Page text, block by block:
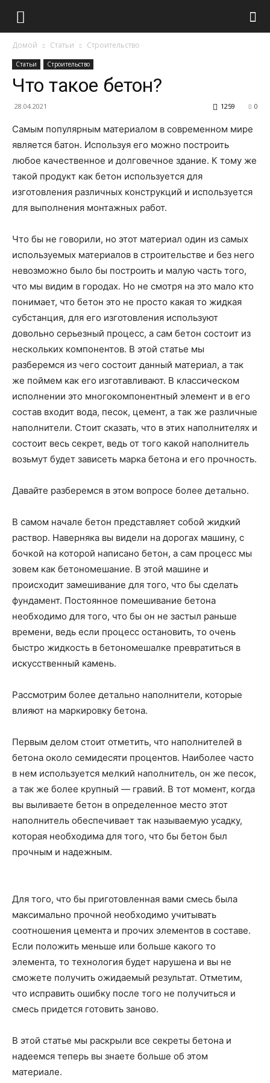
Домой Статьи Строительство
Статьи Строительство
Что такое бетон?
28.04.2021 0
1259
Самым популярным материалом в современном мире
является батон. Используя его можно построить
любое качественное и долговечное здание. К тому же
такой продукт как бетон используется для
изготовления различных конструкций и используется
для выполнения монтажных работ.
Что бы не говорили, но этот материал один из самых
используемых материалов в строительстве и без него
невозможно было бы построить и малую часть того,
что мы видим в городах. Но не смотря на это мало кто
понимает, что бетон это не просто какая то жидкая
субстанция, для его изготовления используют
довольно серьезный процесс, а сам бетон состоит из
нескольких компонентов. В этой статье мы
разберемся из чего состоит данный материал, а так
же поймем как его изготавливают. В классическом
исполнении это многокомпонентный элемент и в его
состав входит вода, песок, цемент, а так же различные
наполнители. Стоит сказать, что в этих наполнителях и
состоит весь секрет, ведь от того какой наполнитель
возьмут будет зависеть марка бетона и его прочность.
Давайте разберемся в этом вопросе более детально.
В самом начале бетон представляет собой жидкий
раствор. Наверняка вы видели на дорогах машину, с
бочкой на которой написано бетон, а сам процесс мы
зовем как бетономешание. В этой машине и
происходит замешивание для того, что бы сделать
фундамент. Постоянное помешивание бетона
необходимо для того, что бы он не застыл раньше
времени, ведь если процесс остановить, то очень
быстро жидкость в бетономешалке превратиться в
искусственный камень.
Рассмотрим более детально наполнители, которые
влияют на маркировку бетона.
Первым делом стоит отметить, что наполнителей в
бетона около семидесяти процентов. Наиболее часто
в нем используется мелкий наполнитель, он же песок,
а так же более крупный — гравий. В тот момент, когда
вы выливаете бетон в определенное место этот
наполнитель обеспечивает так называемую усадку,
которая необходима для того, что бы бетон был
прочным и надежным.
Для того, что бы приготовленная вами смесь была
максимально прочной необходимо учитывать
соотношения цемента и прочих элементов в составе.
Если положить меньше или больше какого то
элемента, то технология будет нарушена и вы не
сможете получить ожидаемый результат. Отметим,
что исправить ошибку после того не получиться и
смесь придется готовить заново.
В этой статье мы раскрыли все секреты бетона и
надеемся теперь вы знаете больше об этом
материале.